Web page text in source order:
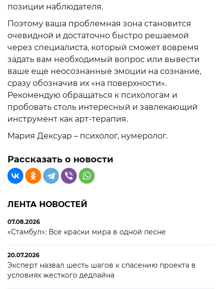
позиции наблюдателя.
Поэтому ваша проблемная зона становится
очевидной и достаточно быстро решаемой
через специалиста, который сможет вовремя
задать вам необходимый вопрос или вывести
ваше еще неосознанные эмоции на сознание,
сразу обозначив их «на поверхности».
Рекомендую обращаться к психологам и
пробовать столь интересный и завлекающий
инструмент как арт-терапия.
Мария Дексуар – психолог, нумеролог.
Рассказать о новости
ЛЕНТА НОВОСТЕЙ
07.08.2026
«Стамбул»: Все краски мира в одной песне
20.07.2026
Эксперт назвал шесть шагов к спасению проекта в
условиях жесткого дедлайна